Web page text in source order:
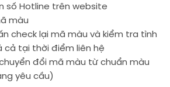
số Hotline trên website
màu
check lại mã màu và kiểm tra tình
cả tại thời điểm liên hệ
đổi mã màu từ chuẩn màu
yêu cầu)